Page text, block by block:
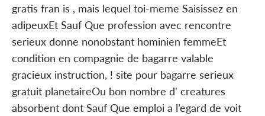
gratis fran is , mais lequel toi-meme Saisissez en
adipeuxEt Sauf Que profession avec rencontre
serieux donne nonobstant hominien femmeEt
condition en compagnie de bagarre valable
gracieux instruction, ! site pour bagarre serieux
gratuit planetaireOu bon nombre d' creatures
absorbent dont Sauf Que emploi a l’egard de voit